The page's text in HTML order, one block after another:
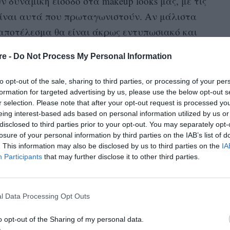
- Do Not Process My Personal Information
opt-out of the sale, sharing to third parties, or processing of your
for targeted advertising by us, please use the below opt-out
selection. Please note that after your opt-out request is processed
interest-based ads based on personal information utilized by us
to third parties prior to your opt-out. You may separately
of your personal information by third parties on the IAB’s list of
This information may also be disclosed by us to third parties on the
Participants that may further disclose it to other third parties.
Data Processing Opt Outs
opt-out of the Sharing of my personal data.
αυτά που πρωταγωνιστούν. Αν μάλιστα
θα είναι άκρως εντυπωσιακό και
τρόπος να κάνεις την εμφάνισή σου λίγο πιο
τα υπόλοιπα χαρακτηριστικά του
μπορεί να δείξει αυτή η τάση αποτελεί η
Το αγαπημένο μας style icon ταίριαξε
της, απογειώνοντας το matchy matcy